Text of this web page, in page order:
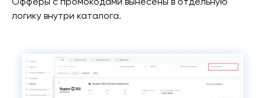
логику внутри каталога.